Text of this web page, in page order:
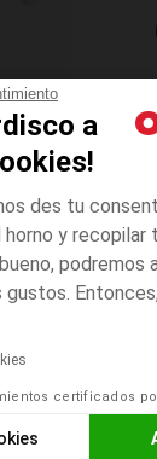
a
des tu
y recopilar
podremos
certificados